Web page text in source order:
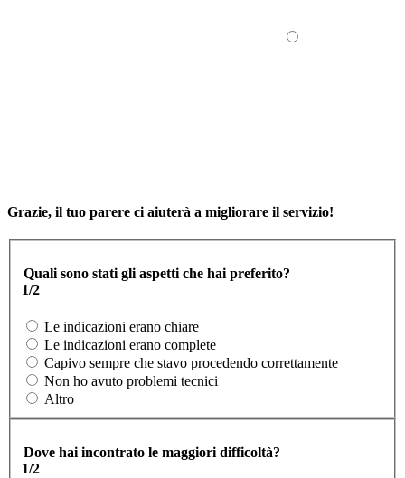
Grazie, il tuo parere ci aiuterà a migliorare il servizio!
Quali sono stati gli aspetti che hai preferito?
1/2
Le indicazioni erano chiare
Le indicazioni erano complete
Capivo sempre che stavo procedendo correttamente
Non ho avuto problemi tecnici
Altro
Dove hai incontrato le maggiori difficoltà?
1/2